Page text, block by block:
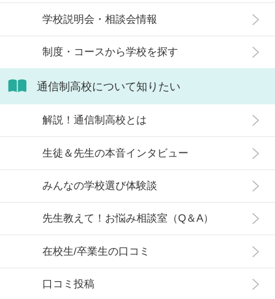
信制高校にはどのような生徒が通っ
ているかや、通信制高校に向いてい
ます。
学校説明会・相談会情報
制度・コースから学校を探す
通信制高校について知りたい
解説！通信制高校とは
生徒＆先生の本音インタビュー
みんなの学校選び体験談
先生教えて！お悩み相談室（Q＆A）
在校生/卒業生の口コミ
口コミ投稿